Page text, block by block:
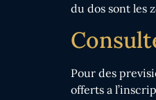
du dos sont les
Pour des
offerts a